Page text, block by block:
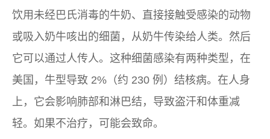
饮用未经巴氏消毒的牛奶、直接接触受感染的动物
或吸入奶牛咳出的细菌，从奶牛传染给人类。然后
它可以通过人传人。这种细菌感染有两种类型，在
美国，牛型导致 2%（约 230 例）结核病。在人身
上，它会影响肺部和淋巴结，导致盗汗和体重减
轻。如果不治疗，可能会致命。